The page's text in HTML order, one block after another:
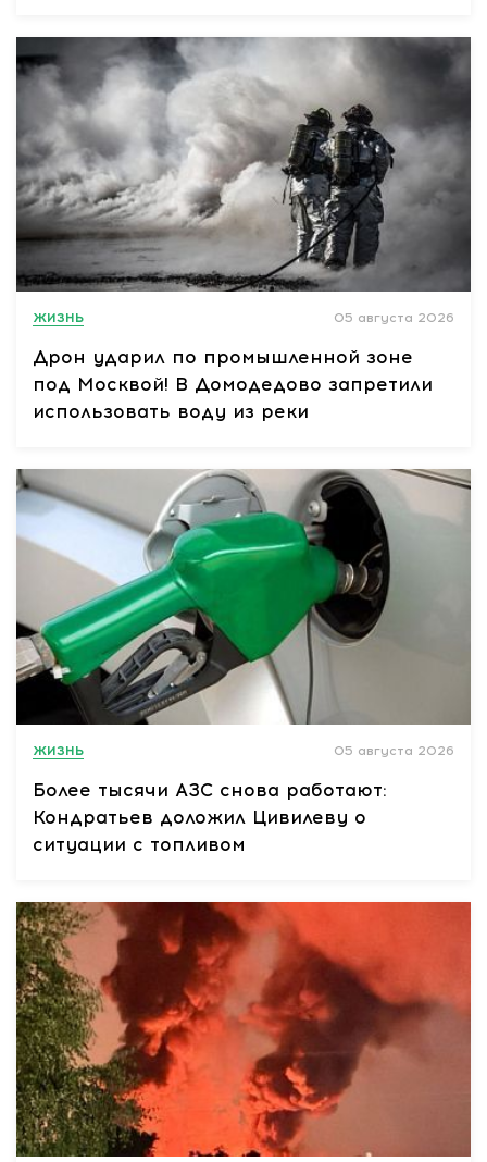
ЖИЗНЬ 05 августа 2026
Дрон ударил по промышленной зоне
под Москвой! В Домодедово запретили
использовать воду из реки
ЖИЗНЬ 05 августа 2026
Более тысячи АЗС снова работают:
Кондратьев доложил Цивилеву о
ситуации с топливом